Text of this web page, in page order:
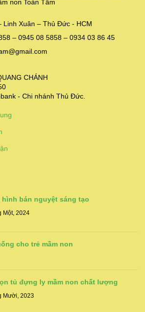
non Toàn Tâm
Linh Xuân – Thủ Đức - HCM
– 0945 08 5858 – 0934 03 86 45
CHÁNH
- Chi nhánh Thủ Đức.
hình bán nguyệt sáng tạo
Một, 2024
cho trẻ mầm non
tủ đựng ly mầm non chất lượng
Mười, 2023